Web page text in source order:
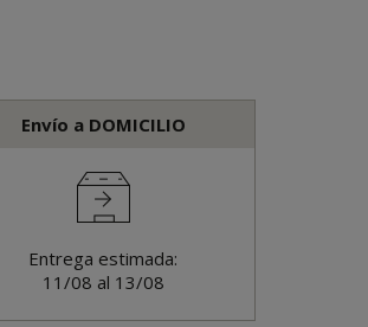
Envío a DOMICILIO
Entrega estimada:
11/08 al 13/08